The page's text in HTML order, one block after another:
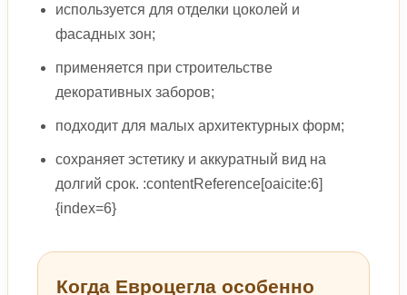
используется для отделки цоколей и
фасадных зон;
применяется при строительстве
декоративных заборов;
подходит для малых архитектурных форм;
сохраняет эстетику и аккуратный вид на
долгий срок. :contentReference[oaicite:6]
{index=6}
Когда Евроцегла особенно